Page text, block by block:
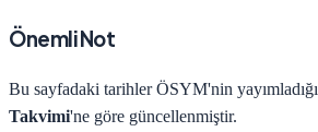
Önemli Not
Bu sayfadaki tarihler ÖSYM'nin yayımladığı
Takvimi'ne göre güncellenmiştir.